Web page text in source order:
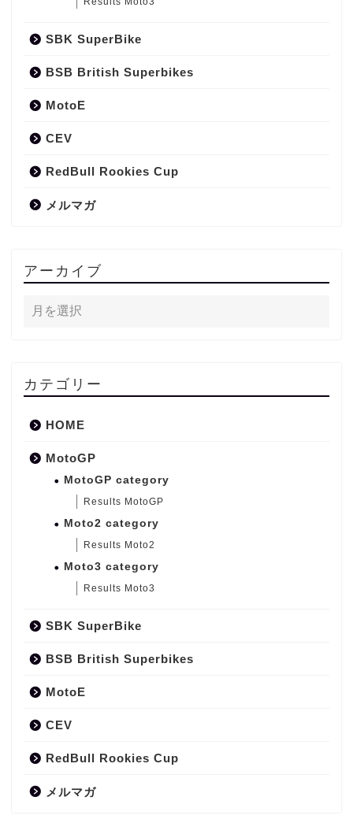
SBK SuperBike
BSB British Superbikes
MotoE
CEV
RedBull Rookies Cup
メルマガ
アーカイブ
カテゴリー
HOME
MotoGP
MotoGP category
Results MotoGP
Moto2 category
Results Moto2
Moto3 category
Results Moto3
SBK SuperBike
BSB British Superbikes
MotoE
CEV
RedBull Rookies Cup
メルマガ